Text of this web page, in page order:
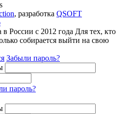
, разработка QSOFT
России с 2012 года Для тех, кто
собирается выйти на свою
Забыли пароль?
пароль?